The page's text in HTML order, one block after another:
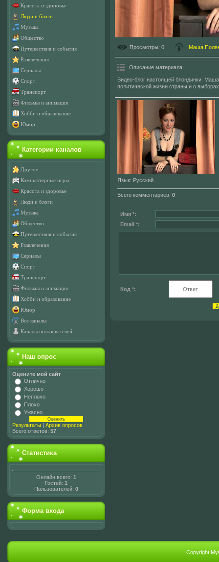
Красота и здоровье
Люди и блоги
Музыка
Общество
Путешествия и события
Развлечения
Сериалы
Спорт
Транспорт
Фильмы и анимация
Хобби и образование
Юмор
Категории каналов
Другое
Компьютерные игры
Красота и здоровье
Люди и блоги
Музыка
Общество
Путешествия и события
Развлечения
Сериалы
Спорт
Транспорт
Фильмы и анимация
Хобби и образование
Юмор
Все каналы
Каналы пользователей
Наш опрос
Оцените мой сайт
Отлично
Хорошо
Неплохо
Плохо
Ужасно
Результаты | Архив опросов
Всего ответов: 57
Статистика
Онлайн всего: 1
Гостей: 1
Пользователей: 0
Форма входа
Просмотры: 0 Маша
Описание материала:
Видео-блог настоящей блондинки.
политической жизни страны и о
Язык: Русский
Всего комментариев: 0
Имя *:
Email *:
Код *:
Copyright